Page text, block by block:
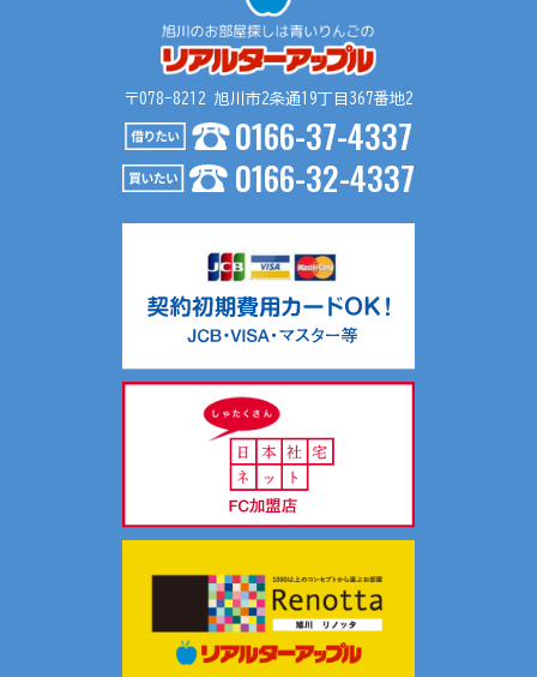
〒078-8212 旭川市2条通19丁目367番地2
0166-37-4337
0166-32-4337